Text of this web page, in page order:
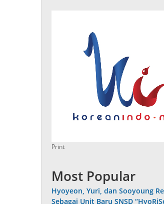
Print
Most Popular
Hyoyeon, Yuri, dan Sooyoung
Sebagai Unit Baru SNSD